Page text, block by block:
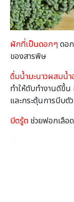
ผักที่เป็นดอกๆดอ
ของสารพิษ
ดื่มน้ำมะนาวผสมน้
ทำให้ตับทำงานดีขึ้น
และกระตุ้นการบีบตั
บีตรู้ต ช่วยฟอกเลือ